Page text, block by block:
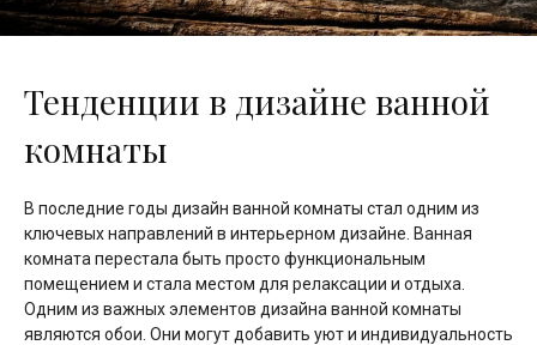
Тенденции в дизайне ванной
комнаты
В последние годы дизайн ванной комнаты стал одним из
ключевых направлений в интерьерном дизайне. Ванная
комната перестала быть просто функциональным
помещением и стала местом для релаксации и отдыха.
Одним из важных элементов дизайна ванной комнаты
являются обои. Они могут добавить уют и индивидуальность